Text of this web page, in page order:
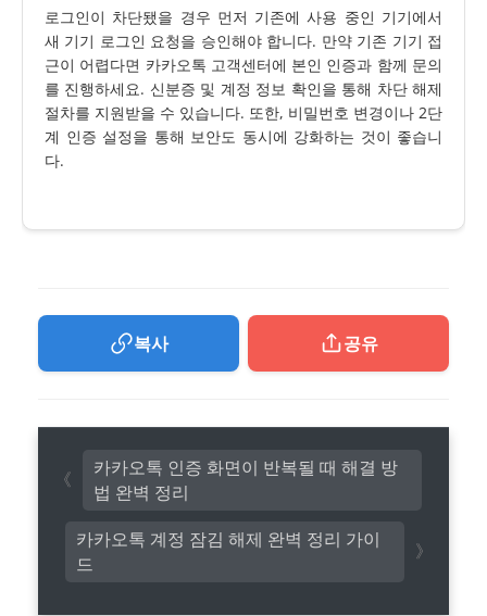
로그인이 차단됐을 경우 먼저 기존에 사용 중인 기기에서
새 기기 로그인 요청을 승인해야 합니다. 만약 기존 기기 접
근이 어렵다면 카카오톡 고객센터에 본인 인증과 함께 문의
를 진행하세요. 신분증 및 계정 정보 확인을 통해 차단 해제
절차를 지원받을 수 있습니다. 또한, 비밀번호 변경이나 2단
계 인증 설정을 통해 보안도 동시에 강화하는 것이 좋습니
다.
복사 공유
카카오톡 계정 잠김 해제 완벽 정리 가이
드
카카오톡 인증 화면이 반복될 때 해결 방
법 완벽 정리